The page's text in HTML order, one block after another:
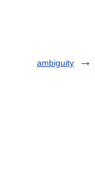
ambiguity